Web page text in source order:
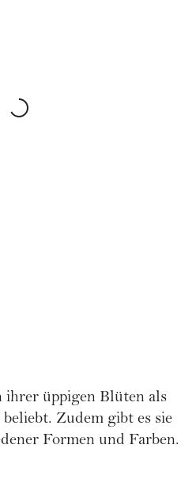
ihrer üppigen Blüten als
Zudem gibt es sie
Formen und Farben.